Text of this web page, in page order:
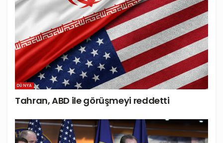
DÜNYA
Tahran, ABD ile görüşmeyi reddetti